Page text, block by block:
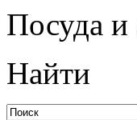
Посуда и
Найти